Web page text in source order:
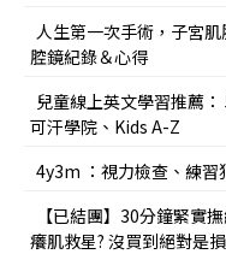
人生第一次手術，子宮
腔鏡紀錄＆心得
兒童線上英文學習推薦
可汗學院、Kids A-Z
4y3m ：視力檢查、練習
【已結團】30分鐘緊實
癢肌救星? 沒買到絕對是